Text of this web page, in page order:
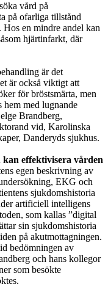
vård på
på ofarliga tillstånd
Hos en mindre andel kan
hjärtinfarkt, där
är det
är också viktigt att
för bröstsmärta, men
med lugnande
Brandberg,
vid, Karolinska
Danderyds sjukhus.
effektivisera vården
egen beskrivning av
EKG och
sjukdomshistoria
artificiell intelligens
som kallas ”digital
sin sjukdomshistoria
på akutmottagningen.
bedömningen av
och hans kollegor
som besökte